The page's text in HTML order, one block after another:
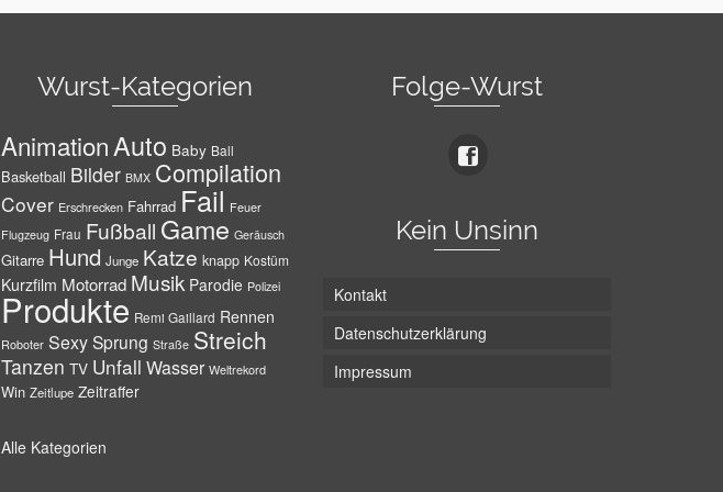
Wurst-Kategorien
AnimationAuto Baby Ball
Basketball Bilder BMX Compilation
Cover Erschrecken Fahrrad Fail Feuer
Flugzeug Frau Fußball Game Geräusch
Gitarre Hund Junge Katze knapp Kostüm
Kurzfilm Motorrad Musik Parodie Polizei
Produkte Remi Gaillard Rennen
Roboter SexySprung Straße Streich
Tanzen TV Unfall Wasser Weltrekord
Win Zeitlupe Zeitraffer
Alle Kategorien
Folge-Wurst
Kein Unsinn
Kontakt
Datenschutzerklärung
Impressum